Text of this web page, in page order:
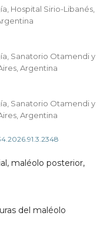
Hospital Sirio-Libanés,
Sanatorio Otamendi y
Argentina
Sanatorio Otamendi y
Argentina
maléolo posterior,
del maléolo